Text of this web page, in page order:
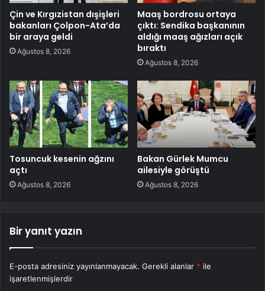
Çin ve Kırgızistan dışişleri
bakanları Çolpon-Ata’da
bir araya geldi
Ağustos 8, 2026
Maaş bordrosu ortaya
çıktı: Sendika başkanının
aldığı maaş ağızları açık
bıraktı
Ağustos 8, 2026
Tosuncuk kesenin ağzını
açtı
Ağustos 8, 2026
Bakan Gürlek Mumcu
ailesiyle görüştü
Ağustos 8, 2026
Bir yanıt yazın
E-posta adresiniz yayınlanmayacak. Gerekli alanlar * ile
işaretlenmişlerdir